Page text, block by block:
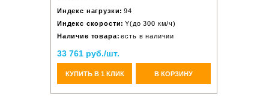
Индекс нагрузки: 94
Индекс скорости: Y(до 300 км/ч)
Наличие товара: есть в наличии
33 761 руб./шт.
КУПИТЬ В 1 КЛИК В КОРЗИНУ